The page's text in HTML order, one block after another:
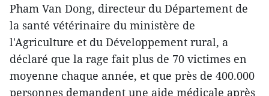
Pham Van Dong, directeur du Département de
la santé vétérinaire du ministère de
l'Agriculture et du Développement rural, a
déclaré que la rage fait plus de 70 victimes en
moyenne chaque année, et que près de 400.000
personnes demandent une aide médicale après